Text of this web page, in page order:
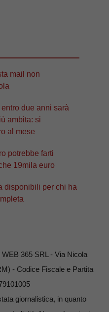
mail non
due anni sarà
ambita: si
al mese
potrebbe farti
19mila euro
disponibili per chi ha
365 SRL - Via Nicola
- Codice Fiscale e Partita
giornalistica, in quanto